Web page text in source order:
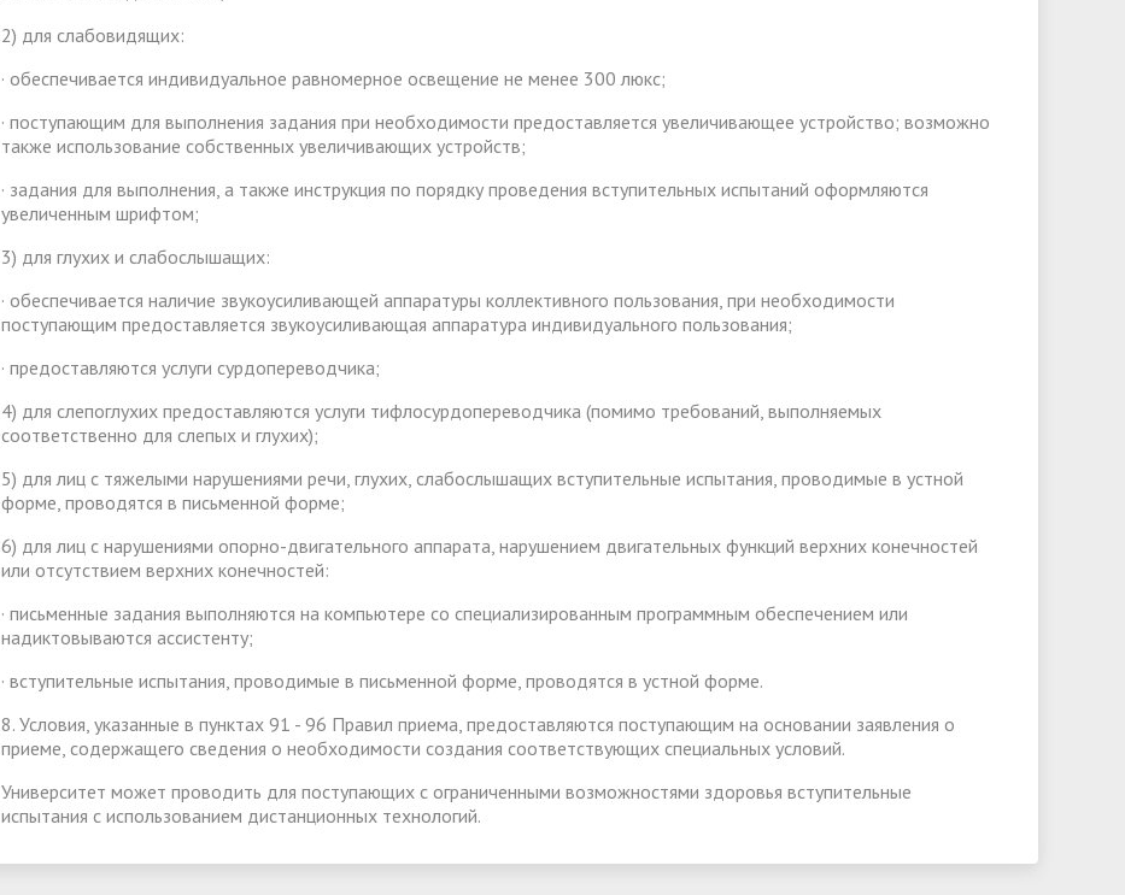
2) для слабовидящих:
· обеспечивается индивидуальное равномерное освещение не менее 300 люкс;
· поступающим для выполнения задания при необходимости предоставляется увеличивающее устройство; возможно
также использование собственных увеличивающих устройств;
· задания для выполнения, а также инструкция по порядку проведения вступительных испытаний оформляются
увеличенным шрифтом;
3) для глухих и слабослышащих:
· обеспечивается наличие звукоусиливающей аппаратуры коллективного пользования, при необходимости
поступающим предоставляется звукоусиливающая аппаратура индивидуального пользования;
· предоставляются услуги сурдопереводчика;
4) для слепоглухих предоставляются услуги тифлосурдопереводчика (помимо требований, выполняемых
соответственно для слепых и глухих);
5) для лиц с тяжелыми нарушениями речи, глухих, слабослышащих вступительные испытания, проводимые в устной
форме, проводятся в письменной форме;
6) для лиц с нарушениями опорно-двигательного аппарата, нарушением двигательных функций верхних конечностей
или отсутствием верхних конечностей:
· письменные задания выполняются на компьютере со специализированным программным обеспечением или
надиктовываются ассистенту;
· вступительные испытания, проводимые в письменной форме, проводятся в устной форме.
8. Условия, указанные в пунктах 91 - 96 Правил приема, предоставляются поступающим на основании заявления о
приеме, содержащего сведения о необходимости создания соответствующих специальных условий.
Университет может проводить для поступающих с ограниченными возможностями здоровья вступительные
испытания с использованием дистанционных технологий.